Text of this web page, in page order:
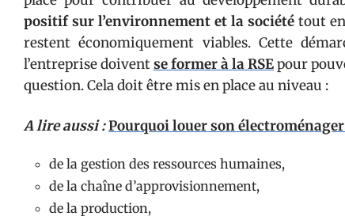
positif sur l’environnement et la sociététout en
restent économiquement viables. Cette
l’entreprise doiventse former à la RSEpour
question. Cela doit être mis en place au niveau :
A lire aussi :Pourquoi louer son
de la gestion des ressources humaines,
de la chaîne d’approvisionnement,
de la production,